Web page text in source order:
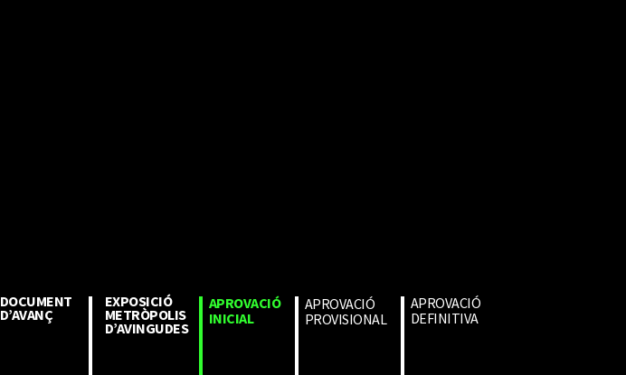
DOCUMENT
D’AVANÇ
EXPOSICIÓ
METRÒPOLIS
D’AVINGUDES
APROVACIÓ
INICIAL
APROVACIÓ
PROVISIONAL
APROVACIÓ
DEFINITIVA